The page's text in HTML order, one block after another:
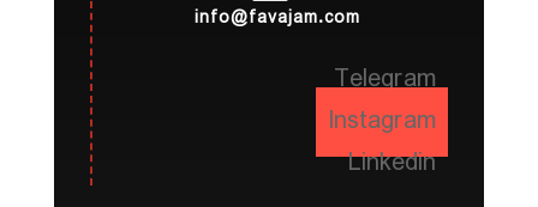
info@favajam.com
Telegram
Instagram
Linkedin